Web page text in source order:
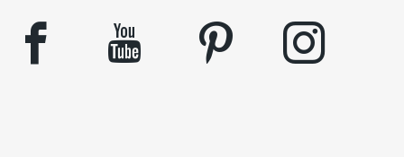
facebook youtube pinterest instagram